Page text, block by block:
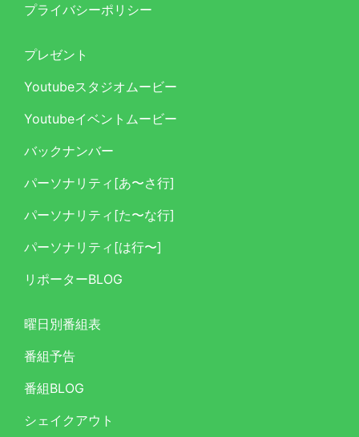
プライバシーポリシー
プレゼント
Youtubeスタジオムービー
Youtubeイベントムービー
バックナンバー
パーソナリティ[あ〜さ行]
パーソナリティ[た〜な行]
パーソナリティ[は行〜]
リポーターBLOG
曜日別番組表
番組予告
番組BLOG
シェイクアウト